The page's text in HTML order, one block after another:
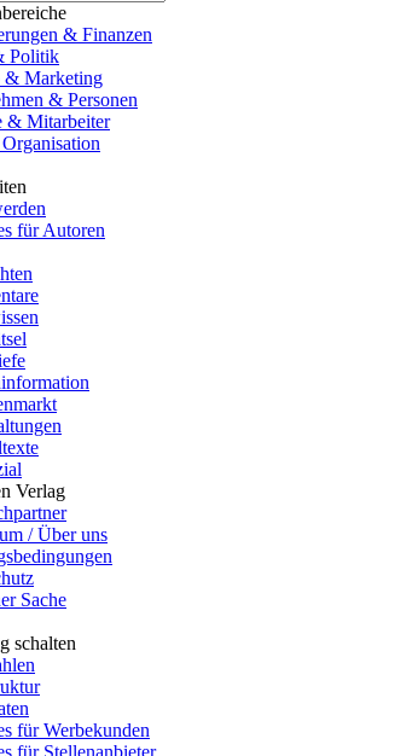
& Finanzen
Politik
& Marketing
& Personen
& Mitarbeiter
für Autoren
Verlag
/ Über uns
Sache
schalten
für Werbekunden
für Stellenanbieter